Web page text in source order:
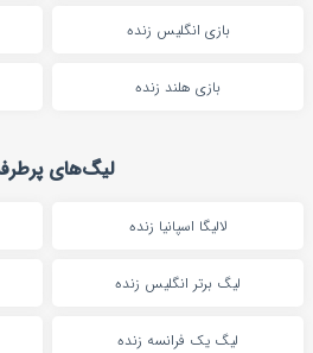
بازی انگلیس زنده
بازی هلند زنده
لیگ‌های
لالیگا اسپانیا زنده
لیگ برتر انگلیس زنده
لیگ یک فرانسه زنده